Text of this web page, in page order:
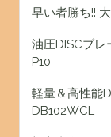
早い者勝ち!!
油圧DISCブ
P10
軽量＆高性能
DB102WCL